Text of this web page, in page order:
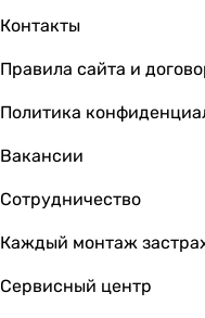
Контакты
Правила сайта и
Политика
Вакансии
Сотрудничество
Каждый монтаж
Сервисный центр